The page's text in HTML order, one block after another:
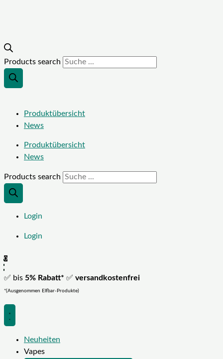
Products search
Produktübersicht
News
Produktübersicht
News
Products search
Login
Login
0
✅ bis 5% Rabatt* ✅ versandkostenfrei
*(Ausgenommen Elfbar-Produkte)
Neuheiten
Vapes